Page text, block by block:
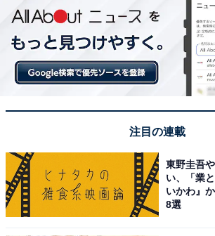
＞次ページ：コロナ禍の影響も？ 韓国
注目の連載
東野圭吾
い、「業
いかわ』
8選